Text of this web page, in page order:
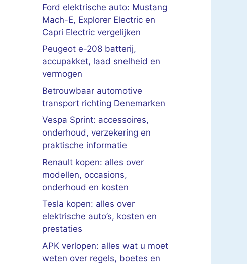
Ford elektrische auto: Mustang
Mach-E, Explorer Electric en
Capri Electric vergelijken
Peugeot e-208 batterij,
accupakket, laad snelheid en
vermogen
Betrouwbaar automotive
transport richting Denemarken
Vespa Sprint: accessoires,
onderhoud, verzekering en
praktische informatie
Renault kopen: alles over
modellen, occasions,
onderhoud en kosten
Tesla kopen: alles over
elektrische auto’s, kosten en
prestaties
APK verlopen: alles wat u moet
weten over regels, boetes en